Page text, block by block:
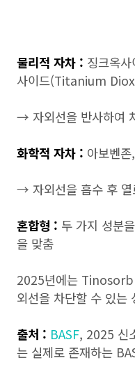
물리적 자차 : 징크옥
사이드(Titanium
→ 자외선을 반사하여
화학적 자차 : 아보벤
→ 자외선을 흡수 후 열
혼합형 : 두 가지 성분
을 맞춤
2025년에는 Tinosorb
외선을 차단할 수 있는
출처 : BASF, 2025 신
는 실제로 존재하는